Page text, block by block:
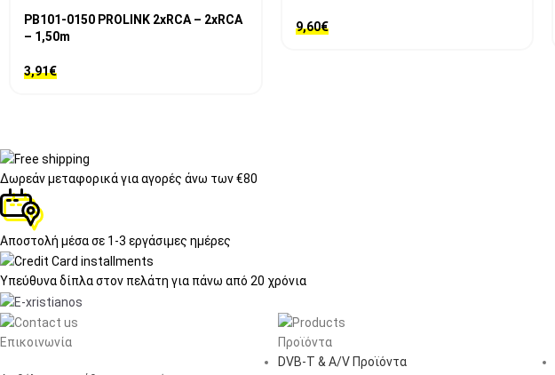
PB101-0150 PROLINK 2xRCA – 2xRCA
– 1,50m
3,91€
9,60€
Δωρεάν μεταφορικάγια αγορές άνω των €80
Αποστολή μέσα σε 1-3 εργάσιμες ημέρες
Υπεύθυνα δίπλα στον πελάτη για πάνω από 20 χρόνια
Επικοινωνία
Προϊόντα
DVB-T & A/V Προϊόντα